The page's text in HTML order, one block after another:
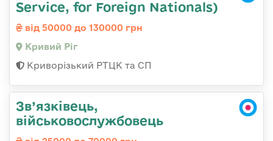
Service, for Foreign Nationals)
від 50000 до 130000 грн
Кривий Ріг
Криворізький РТЦК та СП
Зв’язківець,
військовослужбовець